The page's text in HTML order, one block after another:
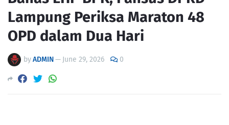
Lampung Periksa Maraton 48
OPD dalam Dua Hari
byADMIN— June 29, 2026 0